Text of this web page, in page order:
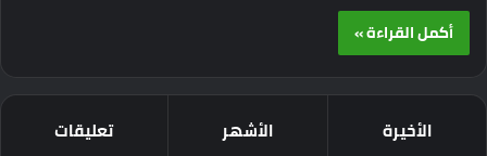
أكمل القراءة »
الأخيرة الأشهر تعليقات